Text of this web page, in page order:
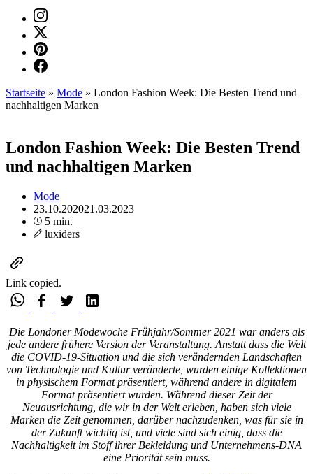
Startseite » Mode » London Fashion Week: Die Besten Trend und
nachhaltigen Marken
London Fashion Week: Die Besten Trend
und nachhaltigen Marken
Mode
23.10.202021.03.2023
5 min.
luxiders
Link copied.
Die Londoner Modewoche Frühjahr/Sommer 2021 war anders als
jede andere frühere Version der Veranstaltung. Anstatt dass die Welt
die COVID-19-Situation und die sich verändernden Landschaften
von Technologie und Kultur veränderte, wurden einige Kollektionen
in physischem Format präsentiert, während andere in digitalem
Format präsentiert wurden. Während dieser Zeit der
Neuausrichtung, die wir in der Welt erleben, haben sich viele
Marken die Zeit genommen, darüber nachzudenken, was für sie in
der Zukunft wichtig ist, und viele sind sich einig, dass die
Nachhaltigkeit im Stoff ihrer Bekleidung und Unternehmens-DNA
eine Priorität sein muss.